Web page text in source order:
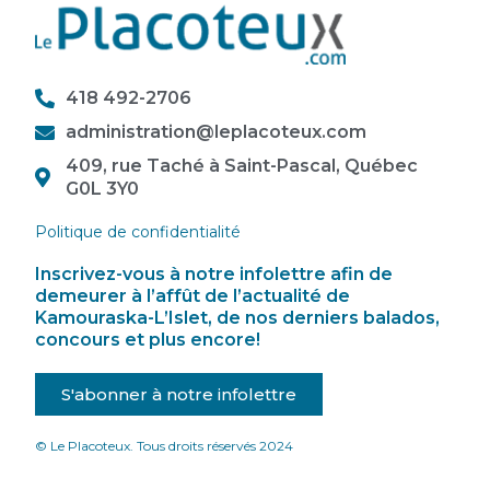
418 492-2706
administration@leplacoteux.com
409, rue Taché à Saint-Pascal, Québec
G0L 3Y0
Politique de confidentialité
Inscrivez-vous à notre infolettre afin de
demeurer à l’affût de l’actualité de
Kamouraska-L’Islet, de nos derniers balados,
concours et plus encore!
S'abonner à notre infolettre
© Le Placoteux. Tous droits réservés 2024